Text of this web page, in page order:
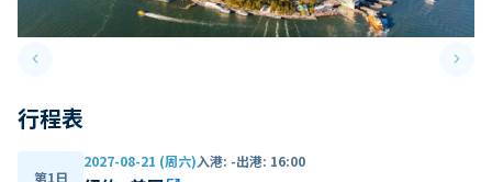
keyboard_arrow_leftPrevious slide keyboard_arrow_right
行程表
第1日
2027-08-21 (周六)入港: -出港: 16:00